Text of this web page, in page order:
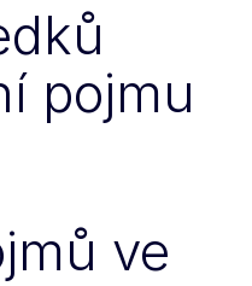
pojmu
ve